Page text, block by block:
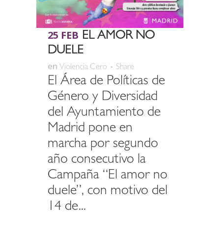
25 FEB EL AMOR NO
DUELE
en Violencia Cero Share
El Área de Políticas de
Género y Diversidad
del Ayuntamiento de
Madrid pone en
marcha por segundo
año consecutivo la
Campaña “El amor no
duele”, con motivo del
14 de...